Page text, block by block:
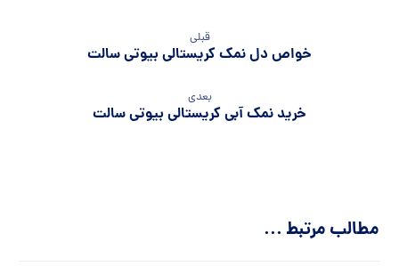
قبلی
خواص دل نمک کریستالی بیوتی سالت
بعدی
خرید نمک آبی کریستالی بیوتی سالت
مطالب مرتبط ...